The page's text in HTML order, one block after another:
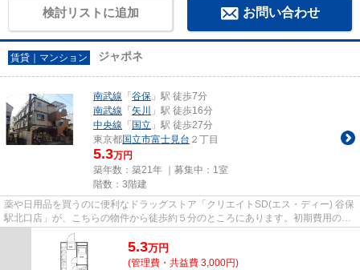
検討リストに追加 お問い合わせ
賃貸｜マンション ジャポネ
南武線 「 谷保 」駅 徒歩7分
南武線 「 矢川
」駅 徒歩16分
中央線 「 国立 」駅 徒歩27分
東京都国立市富士見台 ２丁目
5.3万円
築年数：築21年 ｜募集中： 1室
階数：3階建
薬や日用品を買うのに便利なドラッグストア「クリエイトSD(エス・ディー) 谷保
駅北口店」が、こちらの物件から徒歩約５分のところにあります。初期費用のカ
ード決済ができます。こちら...
5.3万円
(管理費・共益費 3,000円)